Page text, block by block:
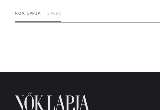
NŐK LAPJA 2 PERC